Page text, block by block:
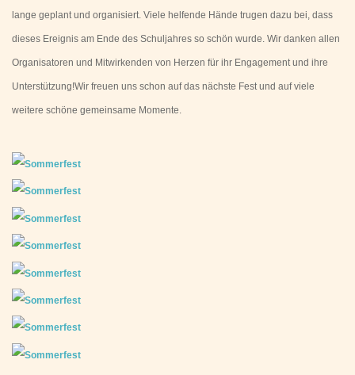
lange geplant und organisiert. Viele helfende Hände trugen dazu bei, dass
dieses Ereignis am Ende des Schuljahres so schön wurde. Wir danken allen
Organisatoren und Mitwirkenden von Herzen für ihr Engagement und ihre
Unterstützung!Wir freuen uns schon auf das nächste Fest und auf viele
weitere schöne gemeinsame Momente.